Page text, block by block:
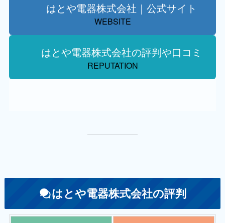
はとや電器株式会社｜公式サイト
WEBSITE
はとや電器株式会社の評判や口コミ
REPUTATION
はとや電器株式会社の評判